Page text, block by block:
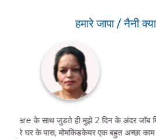
हमारे जापा / नैनी
मै फुल टाइम जॉब नहीं कर सकती थी,
मालिश आती थी तो मै MomKidCare